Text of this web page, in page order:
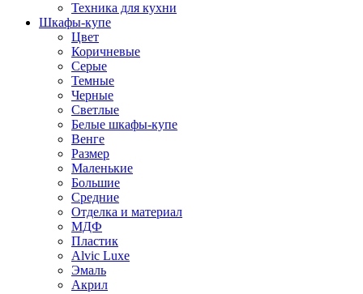
Техника для кухни
Шкафы-купе
Цвет
Коричневые
Серые
Темные
Черные
Светлые
Белые шкафы-купе
Венге
Размер
Маленькие
Большие
Средние
Отделка и материал
МДФ
Пластик
Alvic Luxe
Эмаль
Акрил